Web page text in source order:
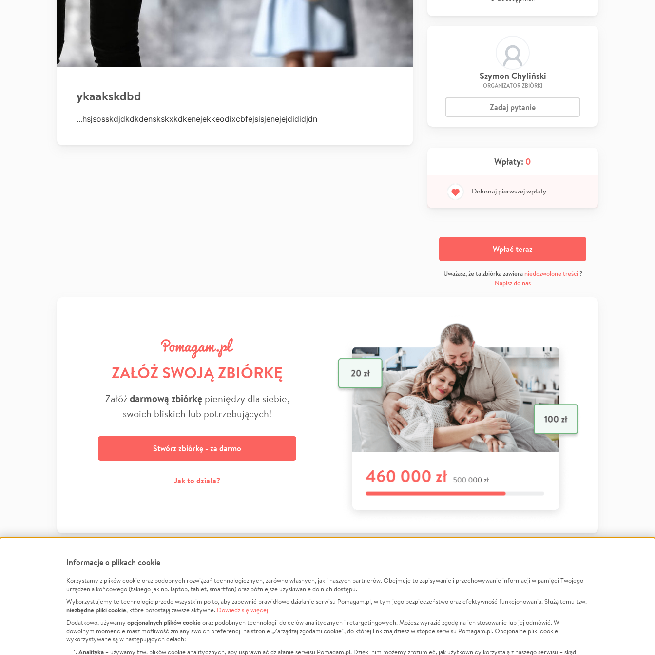
ykaakskdbd
...hsjsosskdjdkdkdenskskxkdkenejekkeodixcbfejsisjenejejdididjdn
Szymon Chyliński
ORGANIZATOR ZBIÓRKI
Zadaj pytanie
Wpłaty: 0
Dokonaj pierwszej wpłaty
Wpłać teraz
Uważasz, że ta zbiórka zawiera niedozwolone treści?
Napisz do nas
ZAŁÓŻ SWOJĄ ZBIÓRKĘ
Załóżdarmową zbiórkępieniędzy dla siebie,
swoich bliskich lub potrzebujących!
Stwórz zbiórkę - za darmo
Jak to działa?
FacebookTwitter Instagram
LinkedInTikTok Youtube
Informacje
Jak to działa?
Regulamin
Polityka Prywatności
O nas
Opinie
Raporty
Za darmo
Zbieraj na
Leczenie
Zwierzęta
Pożar
LGBTQ+
Powódź
Wichura
Informacje o plikach cookie
Korzystamy z plików cookie oraz podobnych rozwiązań technologicznych, zarówno własnych, jak i naszych partnerów. Obejmuje to zapisywanie i przechowywanie informacji w pamięci Twojego
urządzenia końcowego (takiego jak np. laptop, tablet, smartfon) oraz późniejsze uzyskiwanie do nich dostępu.
Wykorzystujemy te technologie przede wszystkim po to, aby zapewnić prawidłowe działanie serwisu Pomagam.pl, w tym jego bezpieczeństwo oraz efektywność funkcjonowania. Służą temu tzw.
niezbędne pliki cookie, które pozostają zawsze aktywne. Dowiedz się więcej
Dodatkowo, używamy opcjonalnych plików cookieoraz podobnych technologii do celów analitycznych i retargetingowych. Możesz wyrazić zgodę na ich stosowanie lub jej odmówić. W
dowolnym momencie masz możliwość zmiany swoich preferencji na stronie „Zarządzaj zgodami cookie”, do której link znajdziesz w stopce serwisu Pomagam.pl. Opcjonalne pliki cookie
wykorzystywane są w następujących celach:
Analityka – używamy tzw. plików cookie analitycznych, aby usprawniać działanie serwisu Pomagam.pl. Dzięki nim możemy zrozumieć, jak użytkownicy korzystają z naszego serwisu – skąd